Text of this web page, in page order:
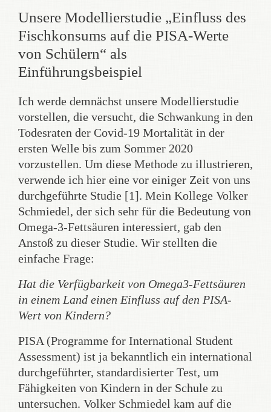
Unsere Modellierstudie „Einfluss des
Fischkonsums auf die PISA-Werte
von Schülern“ als
Einführungsbeispiel
Ich werde demnächst unsere Modellierstudie
vorstellen, die versucht, die Schwankung in den
Todesraten der Covid-19 Mortalität in der
ersten Welle bis zum Sommer 2020
vorzustellen. Um diese Methode zu illustrieren,
verwende ich hier eine vor einiger Zeit von uns
durchgeführte Studie [1]. Mein Kollege Volker
Schmiedel, der sich sehr für die Bedeutung von
Omega-3-Fettsäuren interessiert, gab den
Anstoß zu dieser Studie. Wir stellten die
einfache Frage:
Hat die Verfügbarkeit von Omega3-Fettsäuren
in einem Land einen Einfluss auf den PISA-
Wert von Kindern?
PISA (Programme for International Student
Assessment) ist ja bekanntlich ein international
durchgeführter, standardisierter Test, um
Fähigkeiten von Kindern in der Schule zu
untersuchen. Volker Schmiedel kam auf die